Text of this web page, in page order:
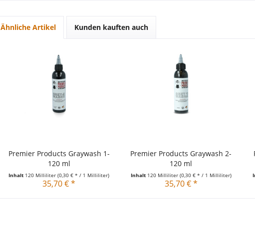
Ähnliche Artikel Kunden kauften auch
Premier Products Graywash 1-
120 ml
Inhalt 120 Milliliter(0,30 € * / 1 Milliliter)
35,70 € *
Premier Products Graywash 2-
120 ml
Inhalt 120 Milliliter (0,30 € * / 1 Milliliter)
35,70 € *